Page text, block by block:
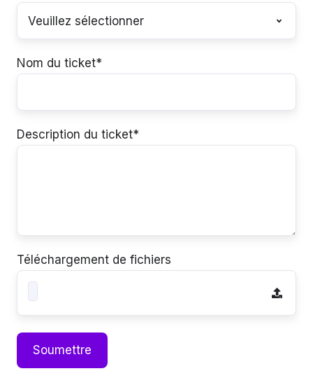
Nom du ticket*
Description du ticket*
Téléchargement de fichiers